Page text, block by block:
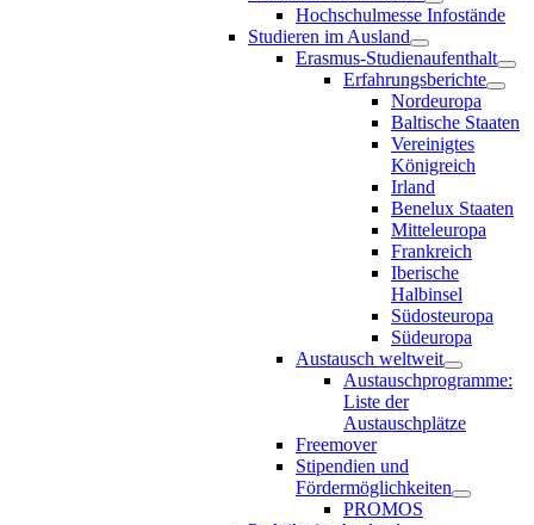
Hochschulmesse Infostände
Studieren im Ausland
Erasmus-Studienaufenthalt
Erfahrungsberichte
Nordeuropa
Baltische Staaten
Vereinigtes
Königreich
Irland
Benelux Staaten
Mitteleuropa
Frankreich
Iberische
Halbinsel
Südosteuropa
Südeuropa
Austausch weltweit
Austauschprogramme:
Liste der
Austauschplätze
Freemover
Stipendien und
Fördermöglichkeiten
PROMOS